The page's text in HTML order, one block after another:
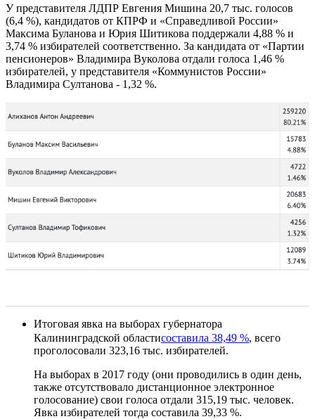
У представителя ЛДПР Евгения Мишина 20,7 тыс. голосов
(6,4 %), кандидатов от КПРФ и «Справедливой России»
Максима Буланова и Юрия Шитикова поддержали 4,88 % и
3,74 % избирателей соответственно. За кандидата от «Партии
пенсионеров» Владимира Вуколова отдали голоса 1,46 %
избирателей, у представителя «Коммунистов России»
Владимира Султанова - 1,32 %.
Итоговая явка на выборах губернатора
Калининградской областисоставила 38,49 %, всего
проголосовали 323,16 тыс. избирателей.
На выборах в 2017 году (они проводились в один день,
также отсутствовало дистанционное электронное
голосование) свои голоса отдали 315,19 тыс. человек.
Явка избирателей тогда составила 39,33 %.